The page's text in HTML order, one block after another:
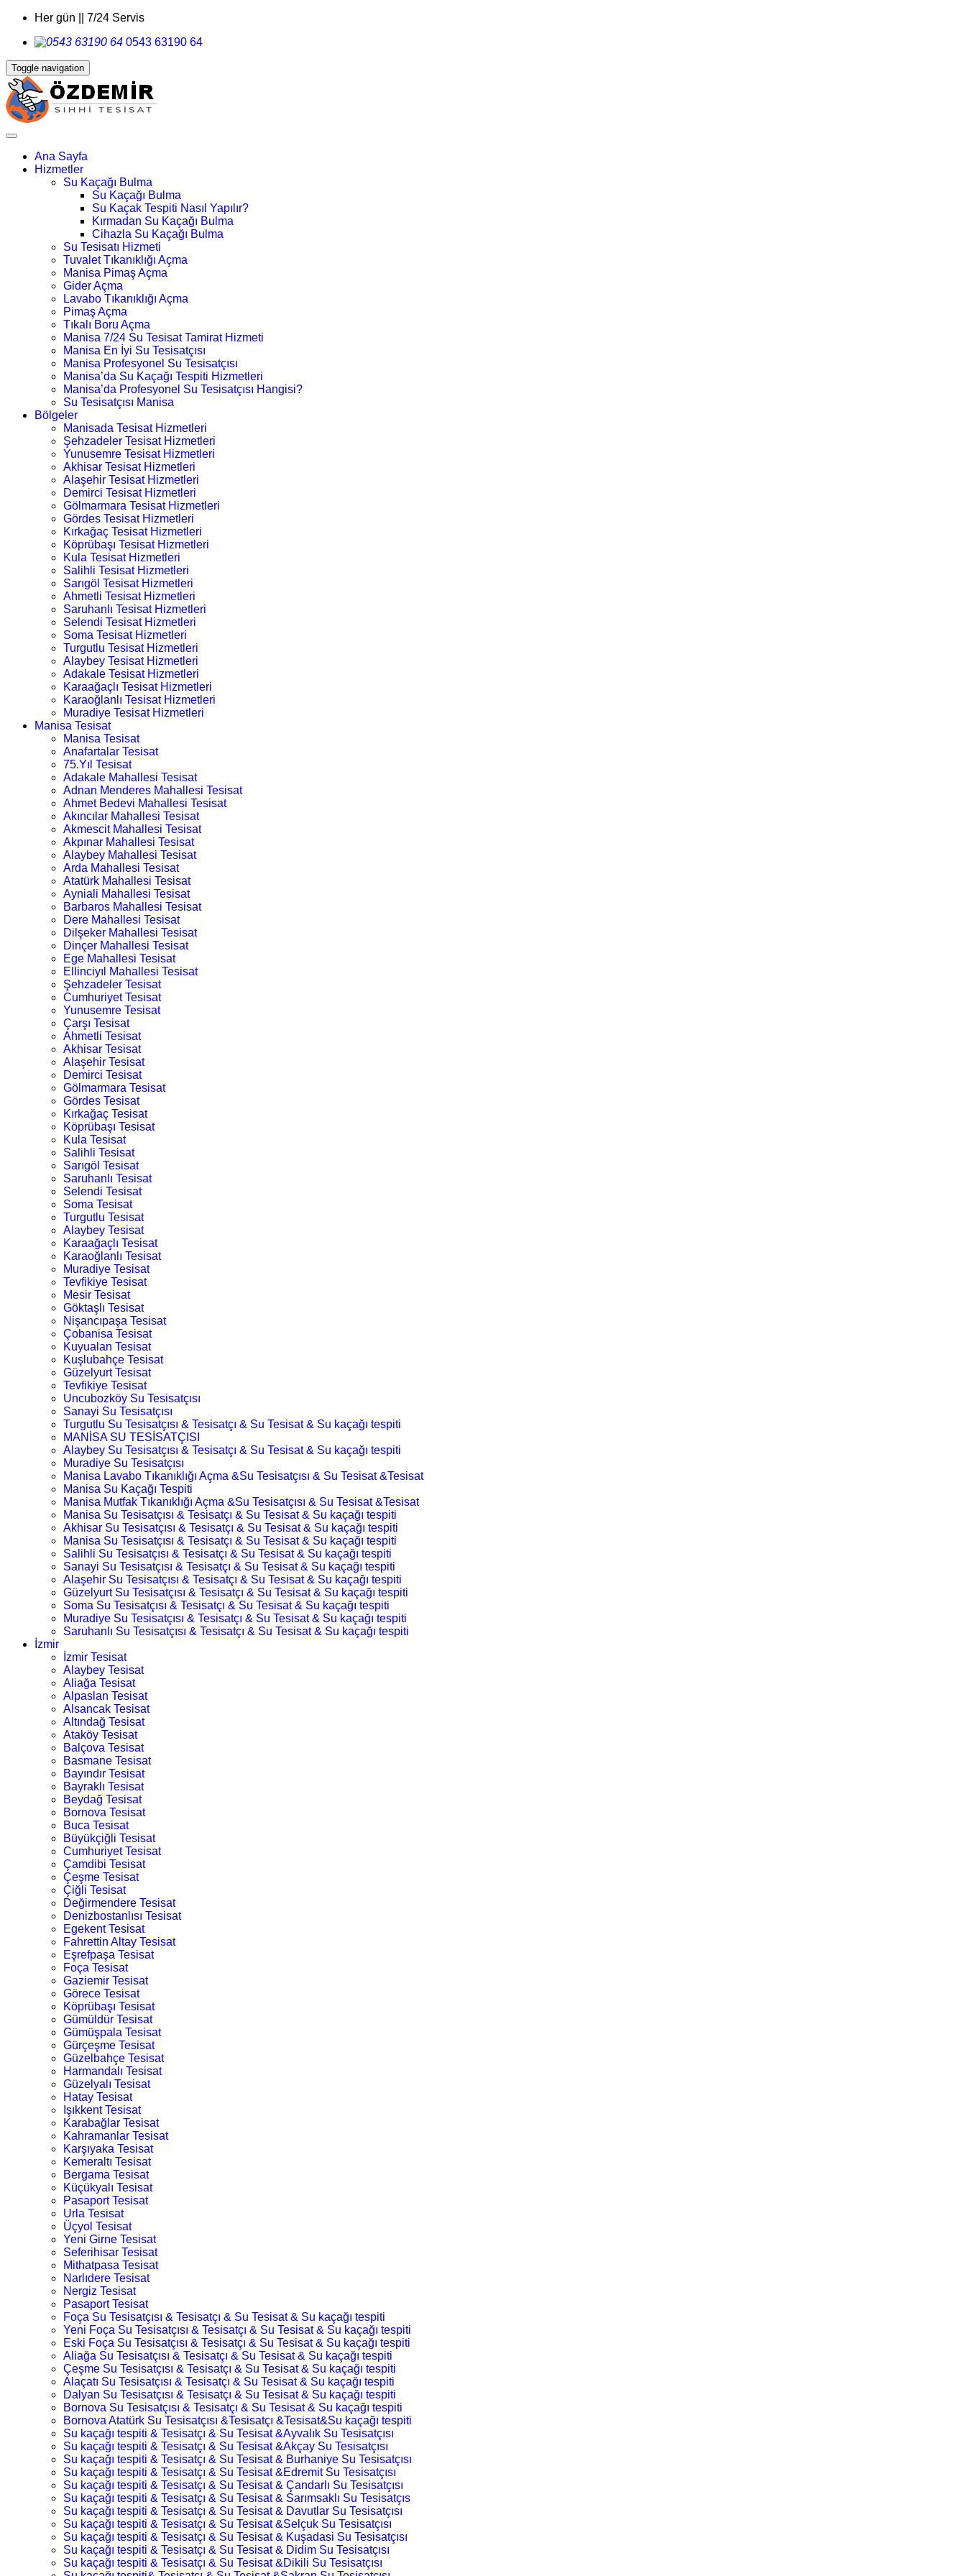
Her gün || 7/24 Servis
0543 63190 64
Toggle navigation
Ana Sayfa
Hizmetler
Su Kaçağı Bulma
Su Kaçağı Bulma
Su Kaçak Tespiti Nasıl Yapılır?
Kırmadan Su Kaçağı Bulma
Cihazla Su Kaçağı Bulma
Su Tesisatı Hizmeti
Tuvalet Tıkanıklığı Açma
Manisa Pimaş Açma
Gider Açma
Lavabo Tıkanıklığı Açma
Pimaş Açma
Tıkalı Boru Açma
Manisa 7/24 Su Tesisat Tamirat Hizmeti
Manisa En İyi Su Tesisatçısı
Manisa Profesyonel Su Tesisatçısı
Manisa’da Su Kaçağı Tespiti Hizmetleri
Manisa’da Profesyonel Su Tesisatçısı Hangisi?
Su Tesisatçısı Manisa
Bölgeler
Manisada Tesisat Hizmetleri
Şehzadeler Tesisat Hizmetleri
Yunusemre Tesisat Hizmetleri
Akhisar Tesisat Hizmetleri
Alaşehir Tesisat Hizmetleri
Demirci Tesisat Hizmetleri
Gölmarmara Tesisat Hizmetleri
Gördes Tesisat Hizmetleri
Kırkağaç Tesisat Hizmetleri
Köprübaşı Tesisat Hizmetleri
Kula Tesisat Hizmetleri
Salihli Tesisat Hizmetleri
Sarıgöl Tesisat Hizmetleri
Ahmetli Tesisat Hizmetleri
Saruhanlı Tesisat Hizmetleri
Selendi Tesisat Hizmetleri
Soma Tesisat Hizmetleri
Turgutlu Tesisat Hizmetleri
Alaybey Tesisat Hizmetleri
Adakale Tesisat Hizmetleri
Karaağaçlı Tesisat Hizmetleri
Karaoğlanlı Tesisat Hizmetleri
Muradiye Tesisat Hizmetleri
Manisa Tesisat
Manisa Tesisat
Anafartalar Tesisat
75.Yıl Tesisat
Adakale Mahallesi Tesisat
Adnan Menderes Mahallesi Tesisat
Ahmet Bedevi Mahallesi Tesisat
Akıncılar Mahallesi Tesisat
Akmescit Mahallesi Tesisat
Akpınar Mahallesi Tesisat
Alaybey Mahallesi Tesisat
Arda Mahallesi Tesisat
Atatürk Mahallesi Tesisat
Ayniali Mahallesi Tesisat
Barbaros Mahallesi Tesisat
Dere Mahallesi Tesisat
Dilşeker Mahallesi Tesisat
Dinçer Mahallesi Tesisat
Ege Mahallesi Tesisat
Ellinciyıl Mahallesi Tesisat
Şehzadeler Tesisat
Cumhuriyet Tesisat
Yunusemre Tesisat
Çarşı Tesisat
Ahmetli Tesisat
Akhisar Tesisat
Alaşehir Tesisat
Demirci Tesisat
Gölmarmara Tesisat
Gördes Tesisat
Kırkağaç Tesisat
Köprübaşı Tesisat
Kula Tesisat
Salihli Tesisat
Sarıgöl Tesisat
Saruhanlı Tesisat
Selendi Tesisat
Soma Tesisat
Turgutlu Tesisat
Alaybey Tesisat
Karaağaçlı Tesisat
Karaoğlanlı Tesisat
Muradiye Tesisat
Tevfikiye Tesisat
Mesir Tesisat
Göktaşlı Tesisat
Nişancıpaşa Tesisat
Çobanisa Tesisat
Kuyualan Tesisat
Kuşlubahçe Tesisat
Güzelyurt Tesisat
Tevfikiye Tesisat
Uncubozköy Su Tesisatçısı
Sanayi Su Tesisatçısı
Turgutlu Su Tesisatçısı & Tesisatçı & Su Tesisat & Su kaçağı tespiti
MANİSA SU TESİSATÇISI
Alaybey Su Tesisatçısı & Tesisatçı & Su Tesisat & Su kaçağı tespiti
Muradiye Su Tesisatçısı
Manisa Lavabo Tıkanıklığı Açma &Su Tesisatçısı & Su Tesisat &Tesisat
Manisa Su Kaçağı Tespiti
Manisa Mutfak Tıkanıklığı Açma &Su Tesisatçısı & Su Tesisat &Tesisat
Manisa Su Tesisatçısı & Tesisatçı & Su Tesisat & Su kaçağı tespiti
Akhisar Su Tesisatçısı & Tesisatçı & Su Tesisat & Su kaçağı tespiti
Manisa Su Tesisatçısı & Tesisatçı & Su Tesisat & Su kaçağı tespiti
Salihli Su Tesisatçısı & Tesisatçı & Su Tesisat & Su kaçağı tespiti
Sanayi Su Tesisatçısı & Tesisatçı & Su Tesisat & Su kaçağı tespiti
Alaşehir Su Tesisatçısı & Tesisatçı & Su Tesisat & Su kaçağı tespiti
Güzelyurt Su Tesisatçısı & Tesisatçı & Su Tesisat & Su kaçağı tespiti
Soma Su Tesisatçısı & Tesisatçı & Su Tesisat & Su kaçağı tespiti
Muradiye Su Tesisatçısı & Tesisatçı & Su Tesisat & Su kaçağı tespiti
Saruhanlı Su Tesisatçısı & Tesisatçı & Su Tesisat & Su kaçağı tespiti
İzmir
İzmir Tesisat
Alaybey Tesisat
Aliağa Tesisat
Alpaslan Tesisat
Alsancak Tesisat
Altındağ Tesisat
Ataköy Tesisat
Balçova Tesisat
Basmane Tesisat
Bayındır Tesisat
Bayraklı Tesisat
Beydağ Tesisat
Bornova Tesisat
Buca Tesisat
Büyükçiğli Tesisat
Cumhuriyet Tesisat
Çamdibi Tesisat
Çeşme Tesisat
Çiğli Tesisat
Değirmendere Tesisat
Denizbostanlısı Tesisat
Egekent Tesisat
Fahrettin Altay Tesisat
Eşrefpaşa Tesisat
Foça Tesisat
Gaziemir Tesisat
Görece Tesisat
Köprübaşı Tesisat
Gümüldür Tesisat
Gümüşpala Tesisat
Gürçeşme Tesisat
Güzelbahçe Tesisat
Harmandalı Tesisat
Güzelyalı Tesisat
Hatay Tesisat
Işıkkent Tesisat
Karabağlar Tesisat
Kahramanlar Tesisat
Karşıyaka Tesisat
Kemeraltı Tesisat
Bergama Tesisat
Küçükyalı Tesisat
Pasaport Tesisat
Urla Tesisat
Üçyol Tesisat
Yeni Girne Tesisat
Seferihisar Tesisat
Mithatpasa Tesisat
Narlıdere Tesisat
Nergiz Tesisat
Pasaport Tesisat
Foça Su Tesisatçısı & Tesisatçı & Su Tesisat & Su kaçağı tespiti
Yeni Foça Su Tesisatçısı & Tesisatçı & Su Tesisat & Su kaçağı tespiti
Eski Foça Su Tesisatçısı & Tesisatçı & Su Tesisat & Su kaçağı tespiti
Aliağa Su Tesisatçısı & Tesisatçı & Su Tesisat & Su kaçağı tespiti
Çeşme Su Tesisatçısı & Tesisatçı & Su Tesisat & Su kaçağı tespiti
Alaçatı Su Tesisatçısı & Tesisatçı & Su Tesisat & Su kaçağı tespiti
Dalyan Su Tesisatçısı & Tesisatçı & Su Tesisat & Su kaçağı tespiti
Bornova Su Tesisatçısı & Tesisatçı & Su Tesisat & Su kaçağı tespiti
Bornova Atatürk Su Tesisatçısı &Tesisatçı &Tesisat&Su kaçağı tespiti
Su kaçağı tespiti & Tesisatçı & Su Tesisat &Ayvalık Su Tesisatçısı
Su kaçağı tespiti & Tesisatçı & Su Tesisat &Akçay Su Tesisatçısı
Su kaçağı tespiti & Tesisatçı & Su Tesisat & Burhaniye Su Tesisatçısı
Su kaçağı tespiti & Tesisatçı & Su Tesisat &Edremit Su Tesisatçısı
Su kaçağı tespiti & Tesisatçı & Su Tesisat & Çandarlı Su Tesisatçısı
Su kaçağı tespiti & Tesisatçı & Su Tesisat & Sarımsaklı Su Tesisatçıs
Su kaçağı tespiti & Tesisatçı & Su Tesisat & Davutlar Su Tesisatçısı
Su kaçağı tespiti & Tesisatçı & Su Tesisat &Selçuk Su Tesisatçısı
Su kaçağı tespiti & Tesisatçı & Su Tesisat & Kuşadasi Su Tesisatçısı
Su kaçağı tespiti & Tesisatçı & Su Tesisat & Didim Su Tesisatçısı
Su kaçağı tespiti & Tesisatçı & Su Tesisat &Dikili Su Tesisatçısı